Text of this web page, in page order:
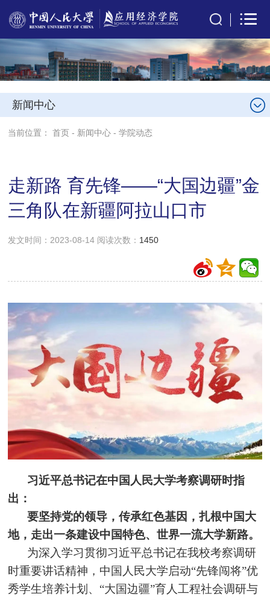
新闻中心
当前位置：首页 - 新闻中心 -学院动态
走新路 育先锋——“大国边疆”金
三角队在新疆阿拉山口市
发文时间：2023-08-14 阅读次数： 1450
习近平总书记在中国人民大学考察调研时指
出：
要坚持党的领导，传承红色基因，扎根中国大
地，走出一条建设中国特色、世界一流大学新路。
为深入学习贯彻习近平总书记在我校考察调研
时重要讲话精神，中国人民大学启动“先锋闯将”优
秀学生培养计划、“大国边疆”育人工程社会调研与